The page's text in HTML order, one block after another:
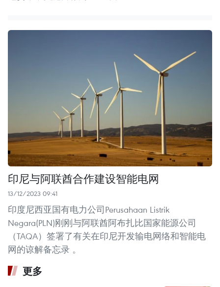
印尼与阿联酋合作建设智能电网
13/12/2023 09:41
印度尼西亚国有电力公司Perusahaan Listrik
Negara(PLN)刚刚与阿联酋阿布扎比国家能源公司
（TAQA）签署了有关在印尼开发输电网络和智能电
网的谅解备忘录 。
更多